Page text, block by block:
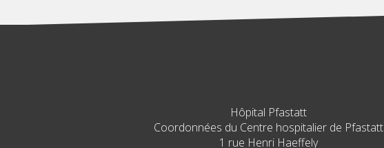
Hôpital Pfastatt
Coordonnées du Centre hospitalier de Pfastatt
1 rue Henri Haeffely